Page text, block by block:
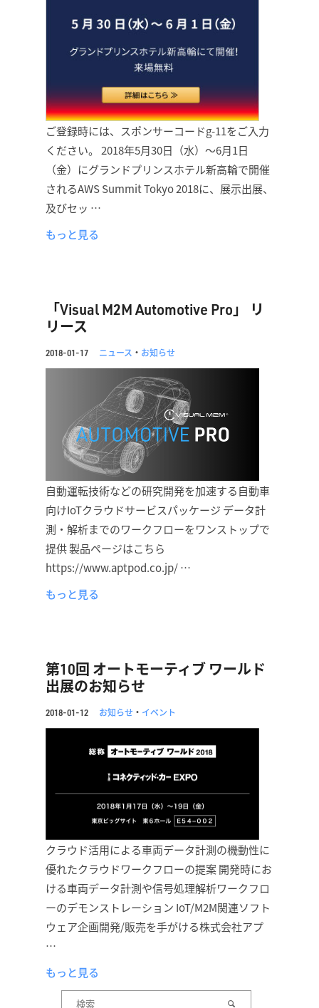
ご登録時には、スポンサーコードg-11をご入力
ください。 2018年5月30日（水）〜6月1日
（金）にグランドプリンスホテル新高輪で開催
されるAWS Summit Tokyo 2018に、展示出展、
及びセッ …
もっと見る
「Visual M2M Automotive Pro」 リ
リース
2018-01-17 ニュース ・ お知らせ
自動運転技術などの研究開発を加速する自動車
向けIoTクラウドサービスパッケージ データ計
測・解析までのワークフローをワンストップで
提供 製品ページはこちら
https://www.aptpod.co.jp/ …
もっと見る
第10回 オートモーティブ ワールド
出展のお知らせ
2018-01-12 お知らせ ・ イベント
クラウド活用による車両データ計測の機動性に
優れたクラウドワークフローの提案 開発時にお
ける車両データ計測や信号処理解析ワークフロ
ーのデモンストレーション IoT/M2M関連ソフト
ウェア企画開発/販売を手がける株式会社アプ
…
もっと見る